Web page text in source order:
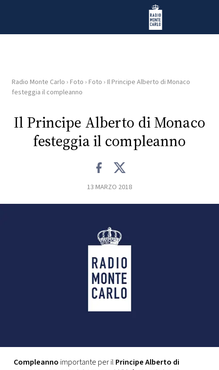
Radio Monte Carlo
HOME
RADIO
WEB
Radio Monte Carlo › Foto › Foto › Il Principe Alberto di Monaco
festeggia il compleanno
Il Principe Alberto di Monaco
festeggia il compleanno
13 MARZO 2018
Compleanno importante per il Principe Alberto di